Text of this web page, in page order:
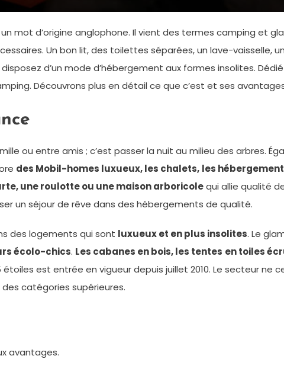
mot d’origine anglophone. Il vient des termes camping et
Un bon lit, des toilettes séparées, un lave-vaisselle,
d’un mode d’hébergement aux formes insolites.
Découvrons plus en détail ce que c’est et ses
ou entre amis ; c’est passer la nuit au milieu des arbres.
des Mobil-homes luxueux, les chalets, les
une roulotte ou une maison arboricolequi allie qualité
un séjour de rêve dans des hébergements de qualité.
des logements qui sont luxueux et en plus insolites. Le
écolo-chics. Les cabanes en bois, les tentes en toiles
est entrée en vigueur depuis juillet 2010. Le secteur ne
catégories supérieures.
avantages.